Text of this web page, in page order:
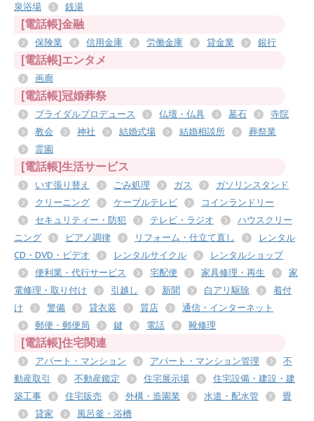
泉浴場
銭湯
[電話帳]金融
保険業 信用金庫 労働金庫 貸金業 銀行
[電話帳]エンタメ
画廊
[電話帳]冠婚葬祭
ブライダルプロデュース 仏壇・仏具 墓石
寺院
教会
神社 結婚式場 結婚相談所
葬祭業
霊園
[電話帳]生活サービス
いす張り替え ごみ処理 ガス
ガソリンスタンド
クリーニング
ケーブルテレビ
コインランドリー
セキュリティー・防犯
テレビ・ラジオ
ハウスクリー
ニング
ピアノ調律 リフォーム・仕立て直し
レンタル
CD・DVD・ビデオ
レンタルサイクル
レンタルショップ
便利業・代行サービス
宅配便 家具修理・再生
家
電修理・取り付け
引越し 新聞 白アリ駆除
着付
け
警備 貸衣装 質店
通信・インターネット
郵便・郵便局
鍵 電話 靴修理
[電話帳]住宅関連
アパート・マンション アパート・マンション管理
不
動産取引
不動産鑑定 住宅展示場
住宅設備・建設・建
築工事
住宅販売 外構・造園業 水道・配水管
畳
貸家
風呂釜・浴槽